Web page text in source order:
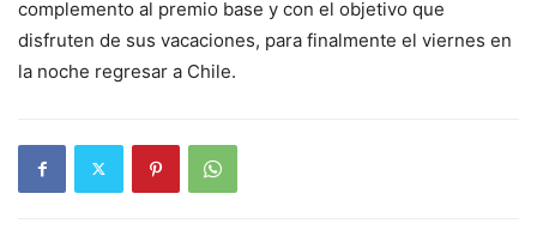
complemento al premio base y con el objetivo que
disfruten de sus vacaciones, para finalmente el viernes en
la noche regresar a Chile.